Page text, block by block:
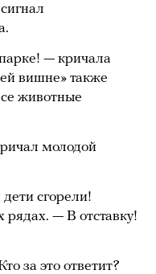
— кричала
вишне» также
животные
молодой
сгорели!
— В отставку!
за это ответит?